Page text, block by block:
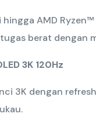
hingga AMD
berat dengan
3K 120Hz
3K dengan